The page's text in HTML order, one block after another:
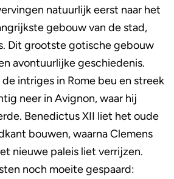
natuurlijk eerst naar het
gebouw van de stad,
Dit grootste gotische gebouw
avontuurlijke geschiedenis.
de intriges in Rome beu en streek
neer in Avignon, waar hij
Benedictus XII liet het oude
bouwen, waarna Clemens
nieuwe paleis liet verrijzen.
noch moeite gespaard: